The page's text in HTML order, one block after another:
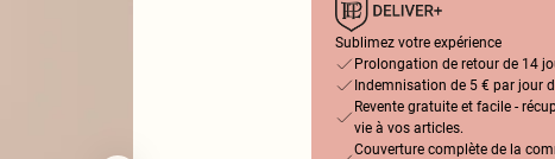
Sublimez votre expérience
Prolongation de retour de 14
Indemnisation de 5 € par jour
Revente gratuite et facile -
vie à vos articles.
Couverture complète de la